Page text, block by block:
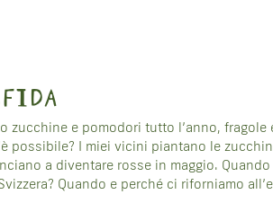
zucchine e pomodori tutto l’anno, fragole
possibile? I miei vicini piantano le
a diventare rosse in maggio.
Quando e perché ci riforniamo